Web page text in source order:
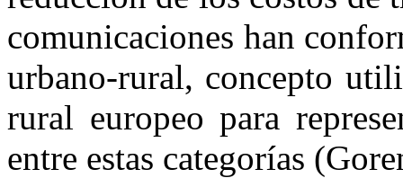
comunicaciones han
urbano-rural, concepto
rural europeo para
entre estas categorías